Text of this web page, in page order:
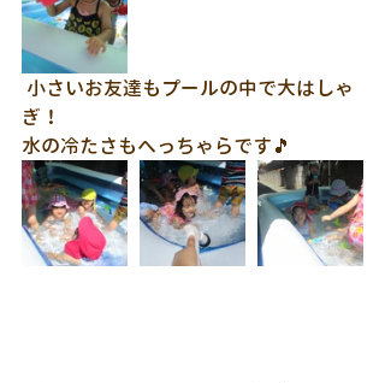
ぎ！
水の冷たさもへっちゃらです🎵